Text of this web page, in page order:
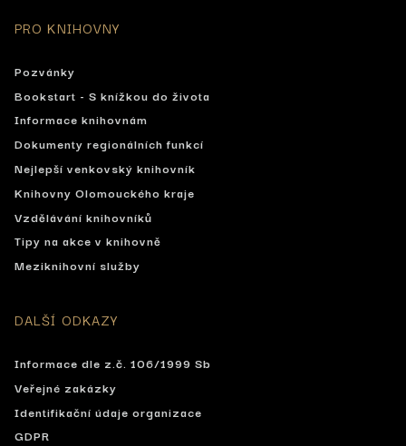
PRO KNIHOVNY
Pozvánky
Bookstart - S knížkou do života
Informace knihovnám
Dokumenty regionálních funkcí
Nejlepší venkovský knihovník
Knihovny Olomouckého kraje
Vzdělávání knihovníků
Tipy na akce v knihovně
Meziknihovní služby
DALŠÍ ODKAZY
Informace dle z.č. 106/1999 Sb
Veřejné zakázky
Identifikační údaje organizace
GDPR